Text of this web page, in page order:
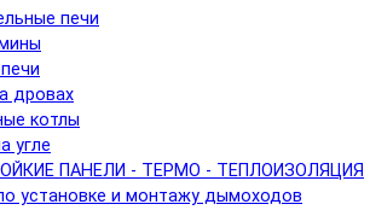
печи
дровах
котлы
угле
ПАНЕЛИ - ТЕРМО - ТЕПЛОИЗОЛЯЦИЯ
установке и монтажу дымоходов